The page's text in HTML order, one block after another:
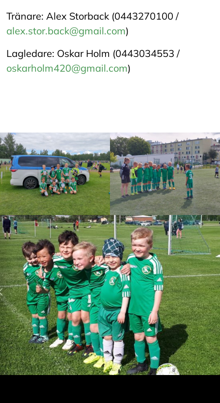
Tränare: Alex Storback (0443270100 /
alex.stor.back@gmail.com)
Lagledare: Oskar Holm (0443034553 /
oskarholm420@gmail.com)